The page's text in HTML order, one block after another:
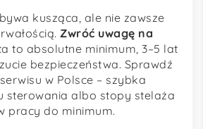
kusząca, ale nie zawsze
Zwróć uwagę na
to absolutne minimum, 3–5 lat
bezpieczeństwa. Sprawdź
w Polsce – szybka
sterowania albo stopy stelaża
pracy do minimum.